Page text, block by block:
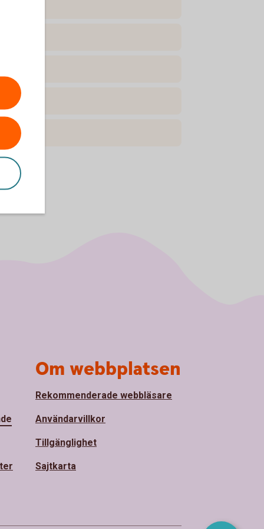
Om webbplatsen
Rekommenderade webbläsare
Användarvillkor
Tillgänglighet
Sajtkarta